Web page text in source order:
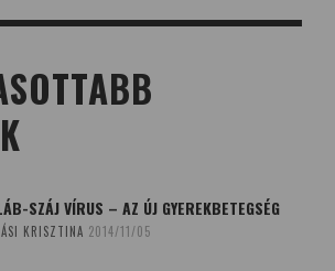
SZÁJ VÍRUS – AZ ÚJ GYEREKBETEGSÉG
KRISZTINA 2014/11/05